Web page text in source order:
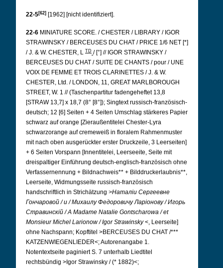
22-5[62] [1962] [nicht identifiziert].
22-6 MINIATURE SCORE. / CHESTER / LIBRARY / IGOR
STRAWINSKY / BERCEUSES DU CHAT / PRICE 1/6 NET [*]
/ J. & W. CHESTER, L TD / [°] // IGOR STRAWINSKY /
BERCEUSES DU CHAT / SUITE DE CHANTS / pour / UNE
VOIX DE FEMME ET TROIS CLARINETTES / J. & W.
CHESTER, Ltd. / LONDON, 11, GREAT MARLBOROUGH
STREET, W. 1 // (Taschenpartitur fadengeheftet 13,8
[STRAW 13,7] x 18,7 (8° [8°]); Singtext russisch-französisch-
deutsch; 12 [6] Seiten + 4 Seiten Umschlag stärkeres Papier
schwarz auf orange [Zieraußentitelei Chester-Lyra
schwarzorange auf cremeweiß in floralem Rahmenmuster
mit nach oben ausgerückter erster Druckzeile, 3 Leerseiten]
+ 6 Seiten Vorspann [Innentitelei, Leerseeite, Seite mit
dreispaltiger Einführung deutsch-englisch-französisch ohne
Verfassernennung + Bildnachweis** + Bilddruckerlaubnis**,
Leerseite, Widmungsseite russisch-französisch
handschriftlich in Strichätzung >Наталiи Сергеевне
Гончаровой / и / Михаилу Федоровичу Ларiонову / Игорь
Стравинскiй / A Madame Natalie Gontscharowa / et
Monsieur Michel Larionow / Igor Strawinsky<, Leerseite]
ohne Nachspann; Kopftitel >BERCEUSES DU CHAT /***
KATZENWIEGENLIEDER<; Autorenangabe 1.
Notentextseite paginiert S. 7 unterhalb Liedtitel
rechtsbündig >Igor Strawinsky / (* 1882)<;